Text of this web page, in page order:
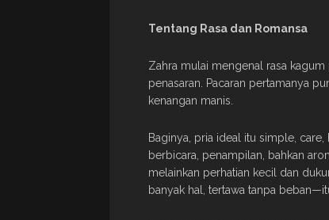
Tentang Rasa dan Romansa
Zahra mulai mengenal rasa
penasaran. Pacaran pertamanya
kenangan manis.
Baginya, pria ideal itu simple,
berbicara, penampilan, bahkan
melainkan perhatian kecil dan
banyak hal, tertawa tanpa